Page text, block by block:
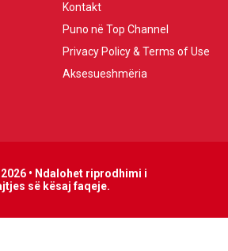
Kontakt
Puno në Top Channel
Privacy Policy & Terms of Use
Aksesueshmëria
• Ndalohet riprodhimi i
së kësaj faqeje.